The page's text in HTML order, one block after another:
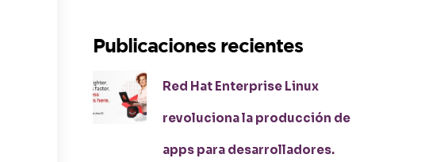
Publicaciones recientes
Red Hat Enterprise Linux
revoluciona la producción de
apps para desarrolladores.